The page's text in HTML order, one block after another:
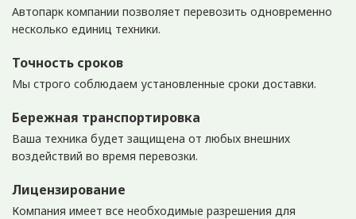
Автопарк компании позволяет перевозить одновременно
несколько единиц техники.
Точность сроков
Мы строго соблюдаем установленные сроки доставки.
Бережная транспортировка
Ваша техника будет защищена от любых внешних
воздействий во время перевозки.
Лицензирование
Компания имеет все необходимые разрешения для